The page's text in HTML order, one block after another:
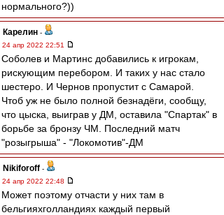
нормального?))
Карелин -
24 апр 2022 22:51
Соболев и Мартинс добавились к игрокам,
рискующим перебором. И таких у нас стало
шестеро. И Чернов пропустит с Самарой.
Чтоб уж не было полной безнадёги, сообщу,
что цыска, выиграв у ДМ, оставила "Спартак" в
борьбе за бронзу ЧМ. Последний матч
"розыгрыша" - "Локомотив"-ДМ
Nikiforoff -
24 апр 2022 22:48
Может поэтому отчасти у них там в
бельгияхголландиях каждый первый